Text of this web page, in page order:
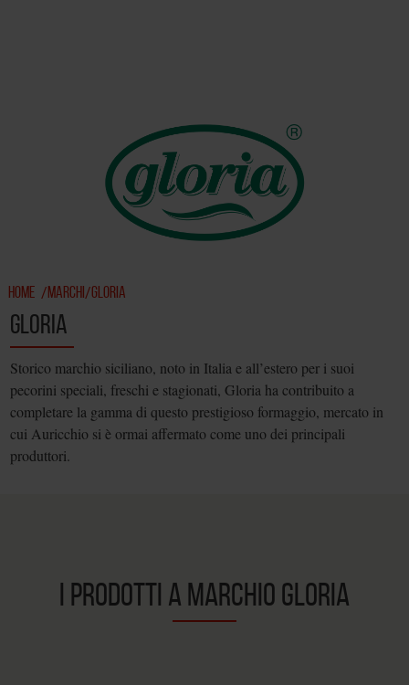
HOME /MARCHI/GLORIA
GLORIA
Storico marchio siciliano, noto in Italia e all’estero per i suoi
pecorini speciali, freschi e stagionati, Gloria ha contribuito a
completare la gamma di questo prestigioso formaggio, mercato in
cui Auricchio si è ormai affermato come uno dei principali
produttori.
I PRODOTTI A MARCHIO GLORIA